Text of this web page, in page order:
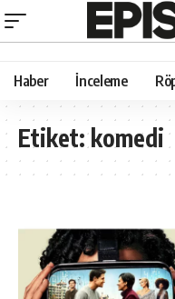
Haber İnceleme
Etiket:komedi